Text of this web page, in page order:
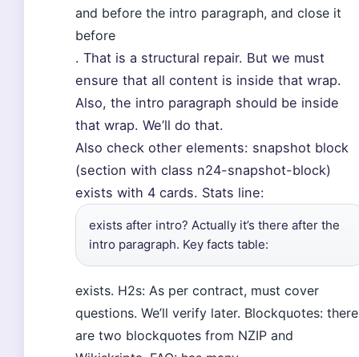
and before the intro paragraph, and close it
before
. That is a structural repair. But we must
ensure that all content is inside that wrap.
Also, the intro paragraph should be inside
that wrap. We’ll do that.
Also check other elements: snapshot block
(section with class n24-snapshot-block)
exists with 4 cards. Stats line:
exists after intro? Actually it’s there after the
intro paragraph. Key facts table:
exists. H2s: As per contract, must cover
questions. We’ll verify later. Blockquotes: there
are two blockquotes from NZIP and